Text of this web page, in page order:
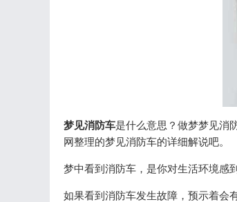
梦见消防车是什么意思？做梦梦见消
网整理的梦见消防车的详细解说吧。
梦中看到消防车，是你对生活环境感
如果看到消防车发生故障，预示着会